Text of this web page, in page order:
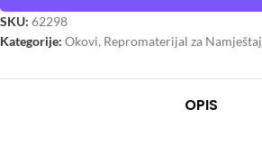
SKU: 62298
Kategorije: Okovi, Repromaterijal za Namještaj
OPIS